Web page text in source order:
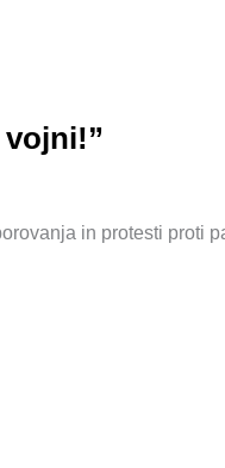
in protesti proti